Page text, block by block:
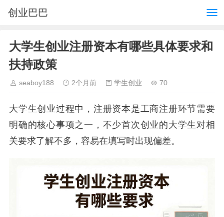
创业巴巴
大学生创业注册资本有哪些具体要求和
扶持政策
seaboy188 2个月前 学生创业 70
大学生创业过程中，注册资本是工商注册环节需要
明确的核心事项之一，不少首次创业的大学生对相
关要求了解不多，容易在填写时出现偏差。